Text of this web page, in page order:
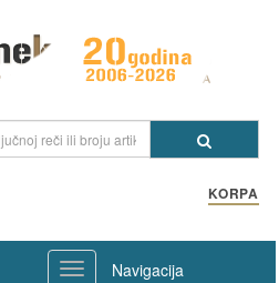
KORPA
Navigacija